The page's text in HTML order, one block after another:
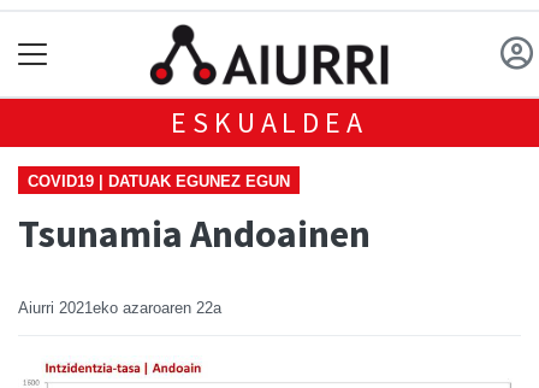
ESKUALDEA
COVID19 | DATUAK EGUNEZ EGUN
Tsunamia Andoainen
Aiurri 2021eko azaroaren 22a